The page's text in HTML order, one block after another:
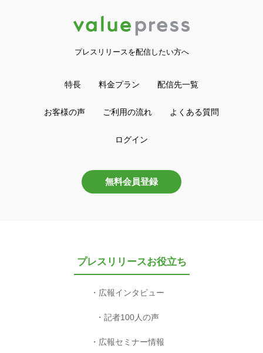
プレスリリースを配信したい方へ
特長 料金プラン 配信先一覧
お客様の声 ご利用の流れ よくある質問
ログイン
無料会員登録
プレスリリースお役立ち
広報インタビュー
記者100人の声
広報セミナー情報